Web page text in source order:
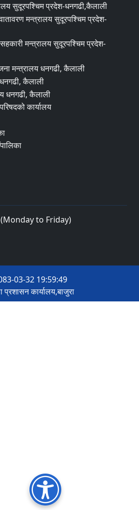
सुदूरपश्चिम प्रदेश-धनगढी,कैलाली
मन्त्रालय सुदूरपश्चिम प्रदेश-
मन्त्रालय सुदूरपश्चिम प्रदेश-
मन्त्रालय धनगढी, कैलाली
कैलाली
धनगढी, कैलाली
कार्यालय
to Friday)
03-32 19:59:49
प्रशासन कार्यालय,बाजुरा